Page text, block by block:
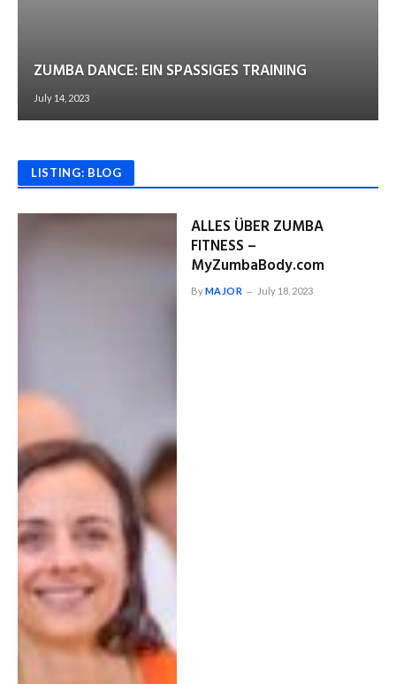
ZUMBA DANCE: EIN SPASSIGES TRAINING
July 14, 2023
LISTING: BLOG
ALLES ÜBER ZUMBA
FITNESS –
MyZumbaBody.com
ByMAJOR July 18, 2023